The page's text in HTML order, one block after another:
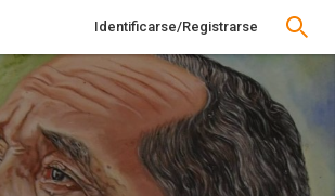
Identificarse/Registrarse